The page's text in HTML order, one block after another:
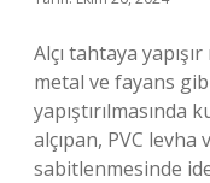
Alçı tahtaya
metal ve fayans
yapıştırılmasında
alçıpan, PVC
sabitlenmesinde